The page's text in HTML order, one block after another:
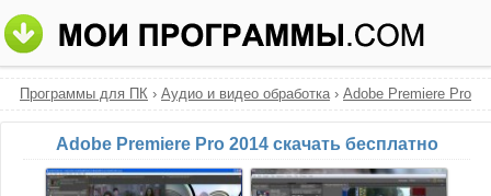
Программы для ПК › Аудио и видео обработка› Adobe Premiere Pro
Adobe Premiere Pro 2014 скачать бесплатно